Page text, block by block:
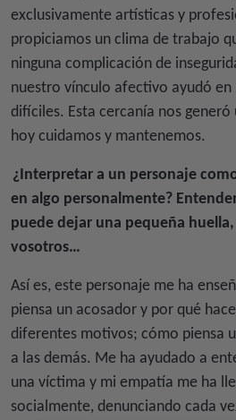
exclusivamente artísticas y
propiciamos un clima de trabajo
ninguna complicación de
nuestro vínculo afectivo ayudó en
difíciles. Esta cercanía nos generó
hoy cuidamos y mantenemos.
¿Interpretar a un personaje
en algo personalmente?
puede dejar una pequeña
vosotros…
Así es, este personaje me ha
piensa un acosador y por qué
diferentes motivos; cómo piensa
a las demás. Me ha ayudado a
una víctima y mi empatía me ha
socialmente, denunciando cada